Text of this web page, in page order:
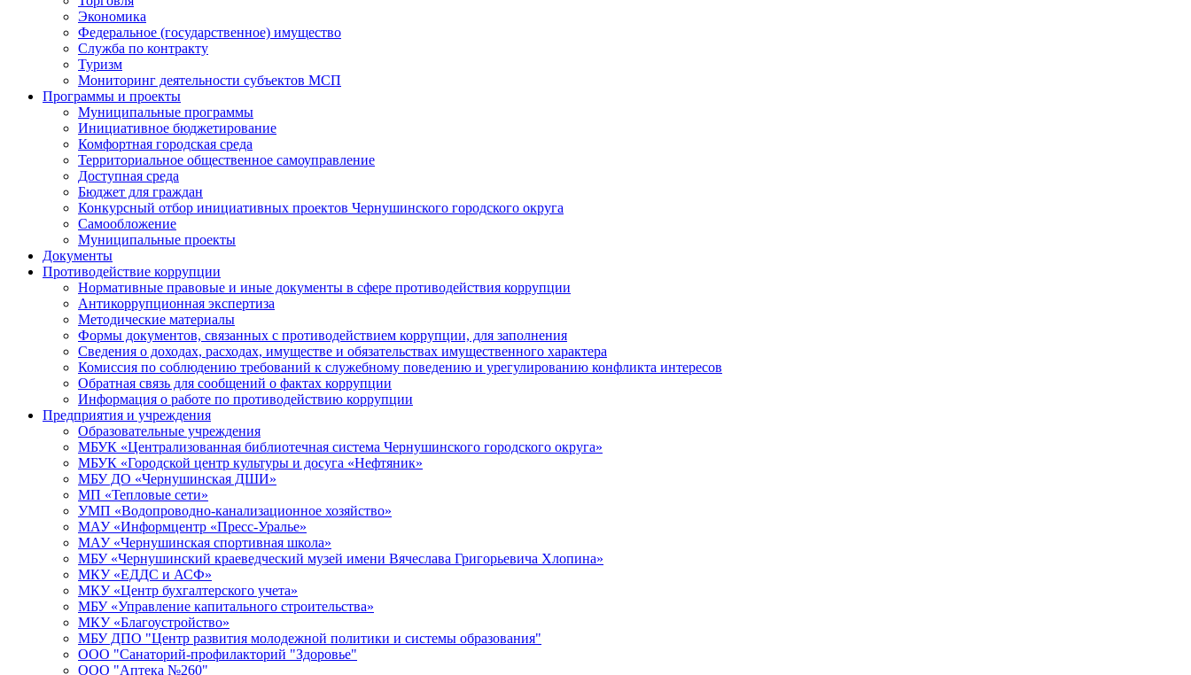
Экономика
Федеральное (государственное) имущество
Служба по контракту
Туризм
Мониторинг деятельности субъектов МСП
Программы и проекты
Муниципальные программы
Инициативное бюджетирование
Комфортная городская среда
Территориальное общественное самоуправление
Доступная среда
Бюджет для граждан
Конкурсный отбор инициативных проектов Чернушинского городского округа
Самообложение
Муниципальные проекты
Документы
Противодействие коррупции
Нормативные правовые и иные документы в сфере противодействия коррупции
Антикоррупционная экспертиза
Методические материалы
Формы документов, связанных с противодействием коррупции, для заполнения
Сведения о доходах, расходах, имуществе и обязательствах имущественного характера
Комиссия по соблюдению требований к служебному поведению и урегулированию конфликта интересов
Обратная связь для сообщений о фактах коррупции
Информация о работе по противодействию коррупции
Предприятия и учреждения
Образовательные учреждения
МБУК «Централизованная библиотечная система Чернушинского городского округа»
МБУК «Городской центр культуры и досуга «Нефтяник»
МБУ ДО «Чернушинская ДШИ»
МП «Тепловые сети»
УМП «Водопроводно-канализационное хозяйство»
МАУ «Информцентр «Пресс-Уралье»
МАУ «Чернушинская спортивная школа»
МБУ «Чернушинский краеведческий музей имени Вячеслава Григорьевича Хлопина»
МКУ «ЕДДС и АСФ»
МКУ «Центр бухгалтерского учета»
МБУ «Управление капитального строительства»
МКУ «Благоустройство»
МБУ ДПО "Центр развития молодежной политики и системы образования"
ООО "Санаторий-профилакторий "Здоровье"
ООО "Аптека №260"